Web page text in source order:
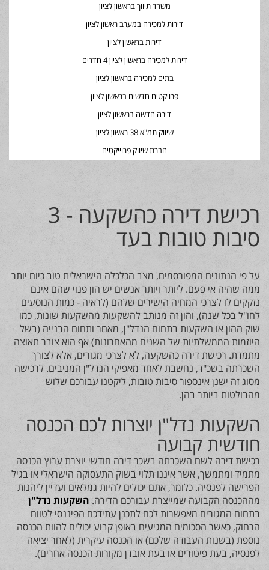
משרד תיווך בראשון לציון
דירות למכירה במערב ראשון לציון
דירות בראשון לציון
דירות למכירה בראשון לציון 4 חדרים
בתים למכירה בראשון לציון
פרויקטים חדשים בראשון לציון
דירה חדשה בראשון לציון
שיווק תמ"א 38 ראשון לציון
חברת שיווק פרוייקטים
רכישת דירה כהשקעה - 3
סיבות טובות בעד
על פי הנתונים המפורסמים, מצב הכלכלה הישראלית טוב כיום יותר
ממה שהיה אי פעם. ליותר ויותר אנשים יש הון פנוי שהם אינם
נזקקים לו לצרכי המחיה הישירים שלהם (לראיה - כמות הנוסעים
לחו"ל בכל שנה), והון זה מנותב להשקעות מהשקעות שונות, כמו
שוק ההון או השקעות בתחום הנדל"ן, מאחר ותחום הבנייה (בשל
היוזמות הממשלתיות של השנים מהאחרונות) אף הוא צובר תאוצה
מתמדת. רכישת דירה כהשקעה, לא לצרכי מגורים, אלא לצורך
השכרתה בשכ"ד, נחשבת לאחד מאפיקי הנדל"ן המניבים. לרכישה
מסוג זה ישנן אינספור סיבות טובות, ליקטנו עבורכם שלוש
מהבולטות ביותר בהן.
השקעות נדל"ן יוצרות לכם הכנסה
חודשית קבועה
רכישת דירה לשם השכרתה בשכר דירה חודשי יוצרת ערוץ הכנסה
מתמיד ומתמשך, אשר איננו תלוי בשוק התעסוקה הישראלי או בגיל
הפרישה לפנסיה. כלומר, אתם יכולים להיות גמלאים ועדיין ליהנות
מההכנסה הקבועה שמייצרת עבורכם הדירה.השקעות נדל"ן
בתחום המגורים מאפשרות לכם לתכנן עתידכם הפיננסי לטווח
הרחוק, כאשר הסכומים המגיעים באופן קבוע יכולים להוות הכנסה
נוספת (בשנות העבודה שלכם) או הכנסה עיקרית (לאחר יציאה
לפנסיה, בעת פיטורים או בעת אובדן מקורות הכנסה אחרים).